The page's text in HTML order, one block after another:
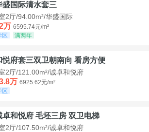
盛国际清水套三
2厅/94.00m²/华盛国际
万 6595.74元/m²
区
满两年
悦府套三双卫朝南向 看房方便
2厅/121.00m²/诚卓和悦府
万 6925.62元/m²
区
卓和悦府 毛坯三房 双卫电梯
2厅/107.50m²/诚卓和悦府